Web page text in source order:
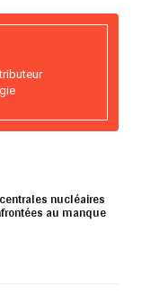
nucléaires
au manque